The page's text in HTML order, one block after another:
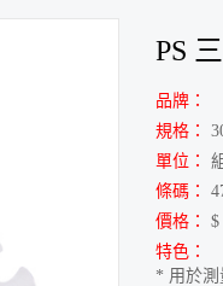
PS
品牌：
規格：
單位：
條碼：
價格：
$
特色：
* 用於測